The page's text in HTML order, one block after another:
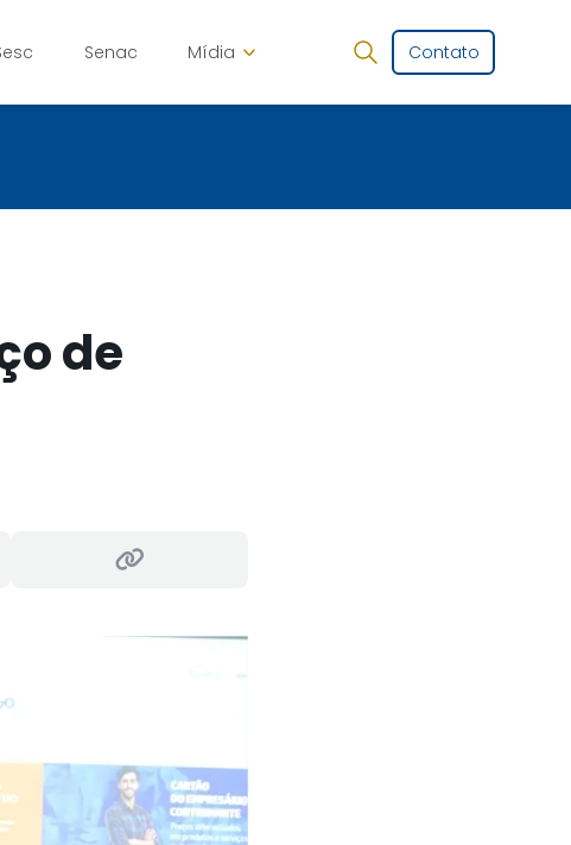
Senac Mídia Contato
de